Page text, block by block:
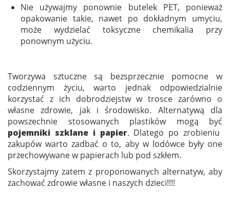
Nie używajmy ponownie butelek PET, ponieważ
opakowanie takie, nawet po dokładnym umyciu,
może wydzielać toksyczne chemikalia przy
ponownym użyciu.
Tworzywa sztuczne są bezsprzecznie pomocne w
codziennym życiu, warto jednak odpowiedzialnie
korzystać z ich dobrodziejstw w trosce zarówno o
własne zdrowie, jak i środowisko. Alternatywą dla
powszechnie stosowanych plastików mogą być
pojemniki szklane i papier. Dlatego po zrobieniu
zakupów warto zadbać o to, aby w lodówce były one
przechowywane w papierach lub pod szkłem.
Skorzystajmy zatem z proponowanych alternatyw, aby
zachować zdrowie własne i naszych dzieci!!!!